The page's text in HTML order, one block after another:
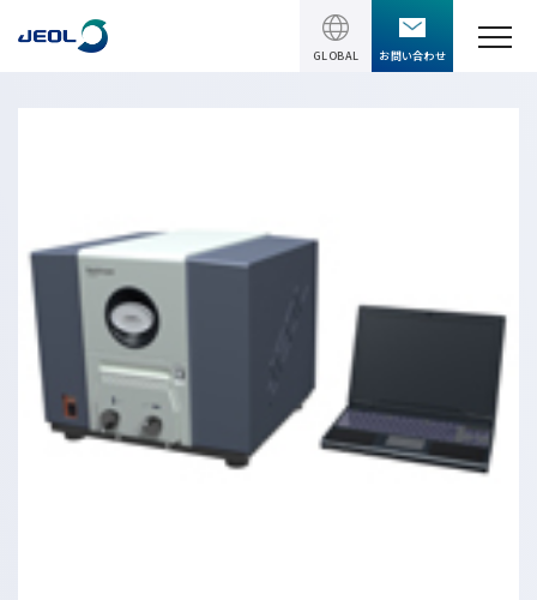
製品情報
理科学機器
電子顕微鏡 総合
透過電子顕微鏡 (TEM)
TEM周辺機器
サービス＆サポート
サービス＆サポート
装置利用サポート
講習
ソリューション
ソリューション
イベント・セミナー
GLOBAL お問い合わせ